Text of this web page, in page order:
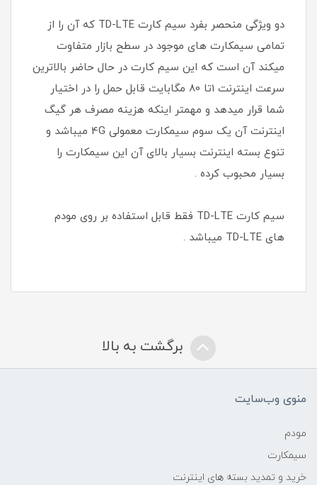
دو ویژگی منحصر بفرد سیم کارت TD-LTE که آن را از
تمامی سیمکارت های موجود در سطح بازار متفاوت
میکند آن است که این سیم کارت در حال حاضر بالاترین
سرعت اینترنت 1تا 80 مگابایت قابل حمل را در اختیار
شما قرار میدهد و مهمتر اینکه هزینه مصرف هر گیگ
اینترنت آن یک سوم سیمکارت معمولی 4G میباشد و
تنوع بسته اینترنت بسیار بالای آن این سیمکارت را
بسیار محبوب کرده .
سیم کارت TD-LTE فقط قابل استفاده بر روی مودم
های TD-LTE میباشد .
برگشت به بالا
منوی وب‌سایت
مودم
سیمکارت
خرید و تمدید بسته های اینترنت